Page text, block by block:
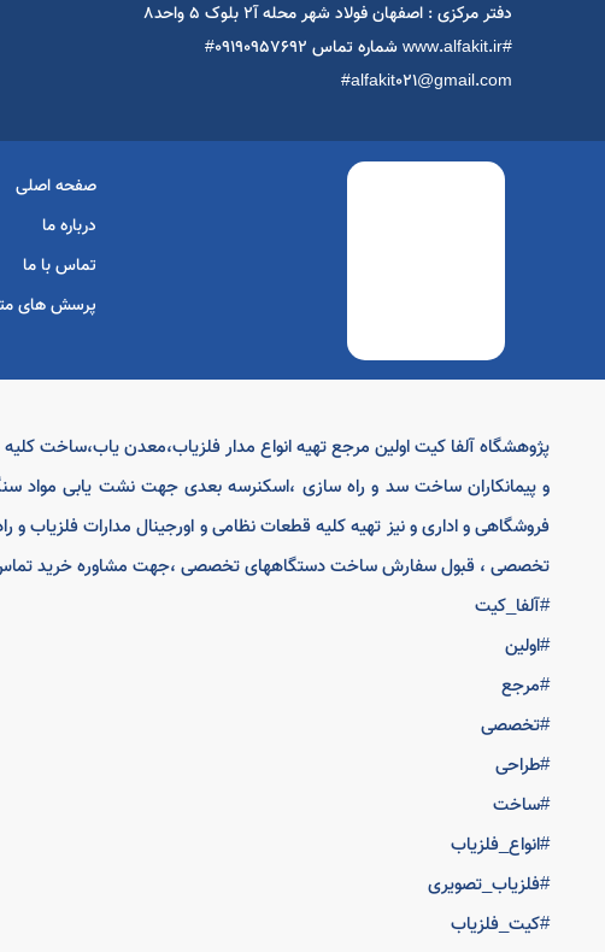
دفتر مرکزی : اصفهان فولاد شهر محله آ2 بلوک ۵ واحد۸
#www.alfakit.ir شماره تماس 09190957692#
alfakit021@gmail.com#
صفحه اصلی
درباره ما
تماس با ما
پرسش های
پژوهشگاه آلفا کیت اولین مرجع تهیه انواع مدار فلزیاب،معدن یاب،ساخت
و پیمانکاران ساخت سد و راه سازی ،اسکنرسه بعدی جهت نشت یابی مواد
فروشگاهی و اداری و نیز تهیه کلیه قطعات نظامی و اورجینال مدارات فلزیاب
تخصصی ، قبول سفارش ساخت دستگاههای تخصصی ،جهت مشاوره خرید
#آلفا_کیت
#اولین
#مرجع
#تخصصی
#طراحی
#ساخت
#انواع_فلزیاب
#فلزیاب_تصویری
#کیت_فلزیاب